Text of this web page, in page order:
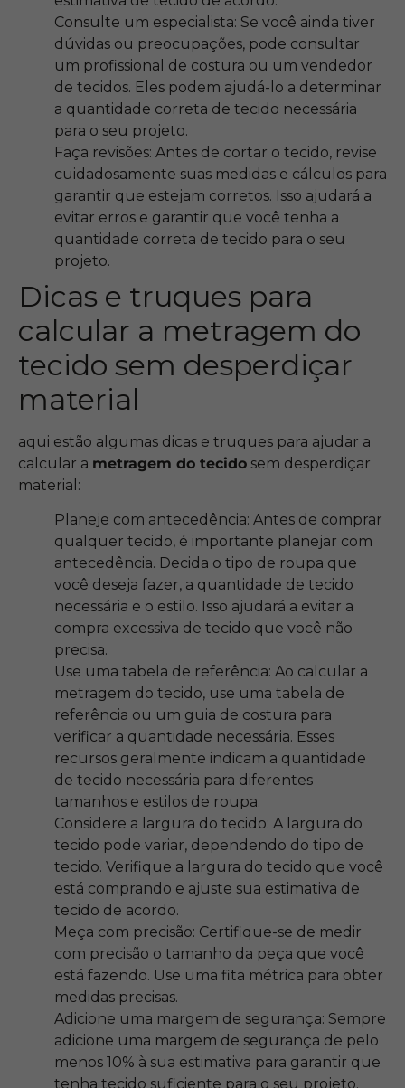
Consulte um especialista: Se você ainda tiver
dúvidas ou preocupações, pode consultar
um profissional de costura ou um vendedor
de tecidos. Eles podem ajudá-lo a determinar
a quantidade correta de tecido necessária
para o seu projeto.
Faça revisões: Antes de cortar o tecido, revise
cuidadosamente suas medidas e cálculos para
garantir que estejam corretos. Isso ajudará a
evitar erros e garantir que você tenha a
quantidade correta de tecido para o seu
projeto.
Dicas e truques para
calcular a metragem do
tecido sem desperdiçar
material
aqui estão algumas dicas e truques para ajudar a
calcular a metragem do tecido sem desperdiçar
material:
Planeje com antecedência: Antes de comprar
qualquer tecido, é importante planejar com
antecedência. Decida o tipo de roupa que
você deseja fazer, a quantidade de tecido
necessária e o estilo. Isso ajudará a evitar a
compra excessiva de tecido que você não
precisa.
Use uma tabela de referência: Ao calcular a
metragem do tecido, use uma tabela de
referência ou um guia de costura para
verificar a quantidade necessária. Esses
recursos geralmente indicam a quantidade
de tecido necessária para diferentes
tamanhos e estilos de roupa.
Considere a largura do tecido: A largura do
tecido pode variar, dependendo do tipo de
tecido. Verifique a largura do tecido que você
está comprando e ajuste sua estimativa de
tecido de acordo.
Meça com precisão: Certifique-se de medir
com precisão o tamanho da peça que você
está fazendo. Use uma fita métrica para obter
medidas precisas.
Adicione uma margem de segurança: Sempre
adicione uma margem de segurança de pelo
menos 10% à sua estimativa para garantir que
tenha tecido suficiente para o seu projeto.